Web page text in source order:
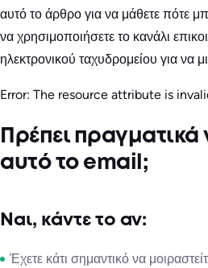
αυτό το άρθρο για να μάθετε πότε
να χρησιμοποιήσετε το κανάλι
ηλεκτρονικού ταχυδρομείου για να
Error: The resource attribute is
Πρέπει πραγματικά
αυτό το email;
Ναι, κάντε το αν:
Έχετε κάτι σημαντικό να